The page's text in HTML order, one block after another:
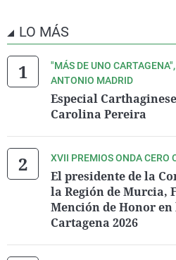
LO MÁS
"MÁS DE UNO
ANTONIO MADRID
Especial
Carolina Pereira
XVII PREMIOS ONDA CERO
El presidente de la
la Región de Murcia,
Mención de Honor
Cartagena 2026